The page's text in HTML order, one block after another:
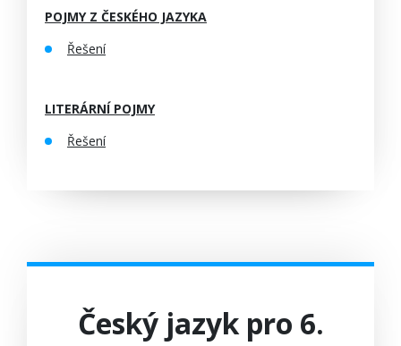
POJMY Z ČESKÉHO JAZYKA
Řešení
LITERÁRNÍ POJMY
Řešení
Český jazyk pro 6.